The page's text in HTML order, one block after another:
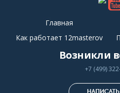
Главная
Как работает 12masterov
Возникли
+7 (499)